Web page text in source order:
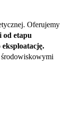
Oferujemy
od etapu